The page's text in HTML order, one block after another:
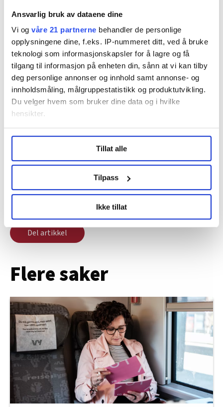
Ansvarlig bruk av dataene dine
Vi og våre 21 partnerne behandler de personlige
opplysningene dine, f.eks. IP-nummeret ditt, ved å bruke
teknologi som informasjonskapsler for å lagre og få
tilgang til informasjon på enheten din, sånn at vi kan tilby
deg personlige annonser og innhold samt annonse- og
innholdsmåling, målgruppestatistikk og produktutvikling.
Du velger hvem som bruker dine data og i hvilke
hensikter.
Undermer infokan du lese om hvordan dine personlige
data behandles og hvordan du kan velge hvordan de skal
brukes. Du kan hele tiden endre eller trekke tilbake ditt
samtykke fra erklæringen om informasjonskapsler.
LO Medias publikasjoner frifagbevegelse.no, hk-nytt.no
og fontene.no bruker informasjonskapsler (cookies) for å
lære hvordan våre nettsider blir brukt slik at vi tilby
relevant innhold, tilpassede annonser og utarbeide
statistikk.
nettstedet med LO Medias egne samarbeidspartnere
innenfor analyse og annonsering. Disse er angitt i
Tillat alle
Tilpass
Ikke tillat
Også arbeidsgiversiden i kommunene, KS, er fornøyd
med en løsning.
– KS er glad for at vi har fått en meklingsløsning som
ivaretar hele laget av ansatte i kommuner og
fylkeskommuner innenfor en samlet tariffavtale, som
også tar hensyn til en svært vanskelig
kommuneøkonomi, sier KS’ forhandlingsleder Tor Arne
Gangsø.
Lønnsoppgjøret
Del artikkel
Flere saker